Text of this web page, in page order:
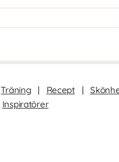
Träning | Recept |
Inspiratörer